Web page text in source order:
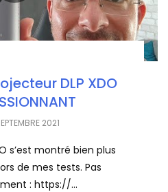
DLP XDO
2021
s’est montré bien plus
de mes tests. Pas
: https://...